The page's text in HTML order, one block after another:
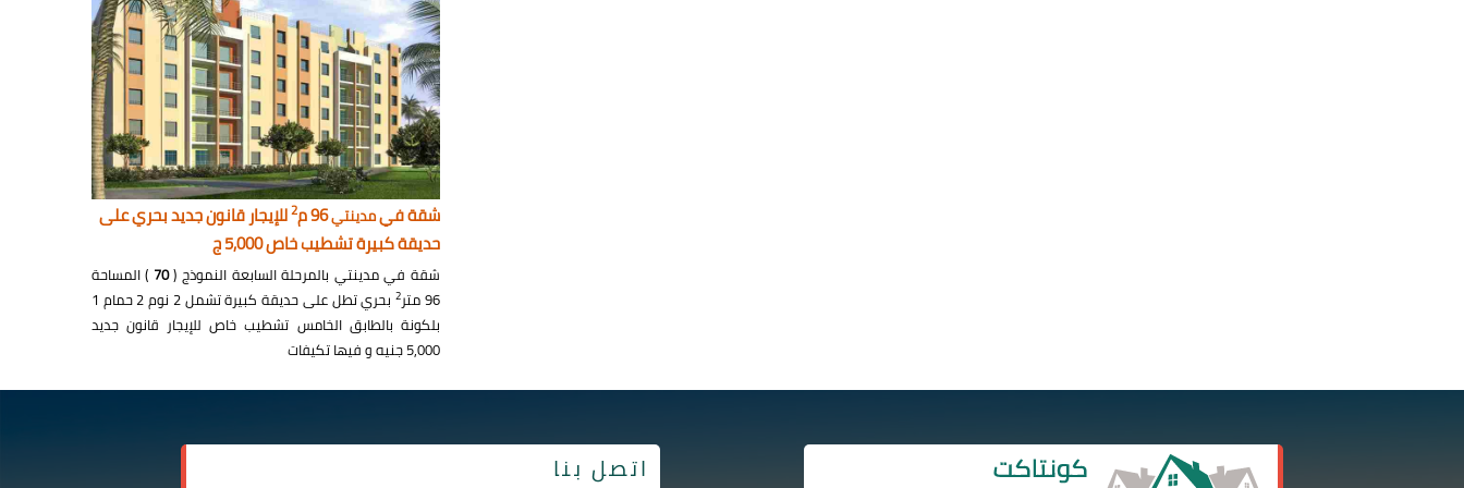
شقة فيمدينتي96 م 2للإيجار قانون جديد بحري على
حديقة كبيرة تشطيب خاص 5,000 ج
شقة في مدينتي بالمرحلة السابعة النموذج (70 ) المساحة
96 متر
2
بحري تطل على حديقة كبيرة تشمل 2 نوم 2 حمام 1
بلكونة بالطابق الخامس تشطيب خاص للإيجار قانون جديد
5,000 جنيه و فيها تكيفات
اتصل بنا